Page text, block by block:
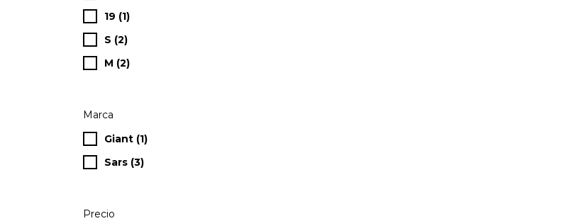
19 (1)
S (2)
M (2)
Marca
Giant (1)
Sars (3)
Precio